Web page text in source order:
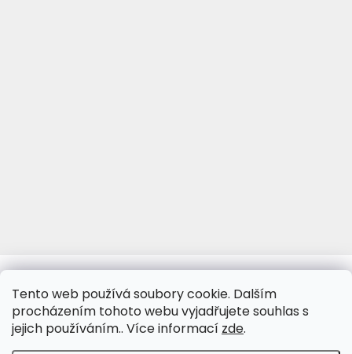
Tento web používá soubory cookie. Dalším
procházením tohoto webu vyjadřujete souhlas s
jejich používáním.. Více informací zde.
www.viva-fotoporcelan.cz www.vivaporcelan.cz